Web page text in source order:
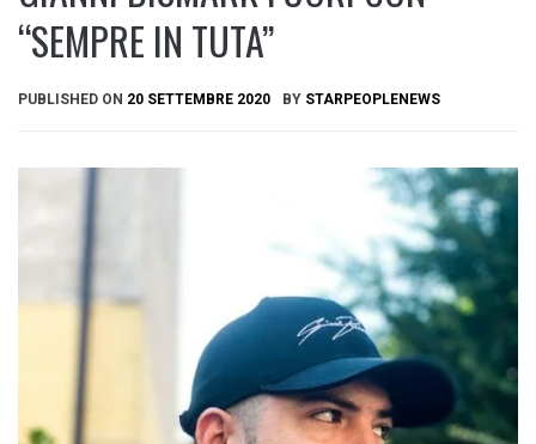
“SEMPRE IN TUTA”
PUBLISHED ON 20 SETTEMBRE 2020 BY STARPEOPLENEWS